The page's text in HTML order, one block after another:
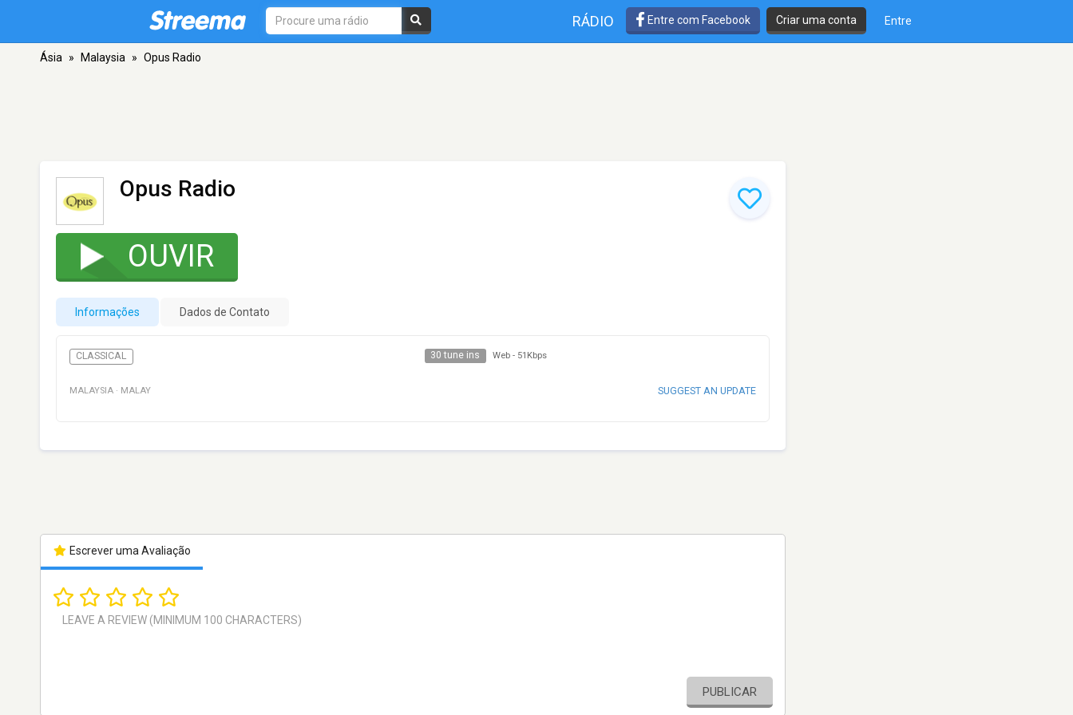
RÁDIO Entre com Facebook Criar uma conta Entre
Ásia » Malaysia » Opus Radio
Opus Radio
OUVIR
Informações Dados de Contato
CLASSICAL 30 tune ins Web - 51Kbps
MALAYSIA · MALAY SUGGEST AN UPDATE
Escrever uma Avaliação
PUBLICAR